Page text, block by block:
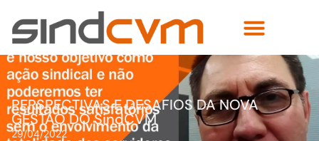
PERSPECTIVAS E DESAFIOS DA NOVA
GESTÃO DO SindCVM
29/04/2022